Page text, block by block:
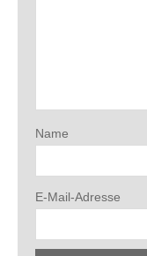
Name
E-Mail-Adresse